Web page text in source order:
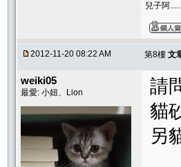
兒子阿
2012-11-20 08:22 AM 第8樓 文
weiki05
最愛: 小妞、Lion
請
貓
另